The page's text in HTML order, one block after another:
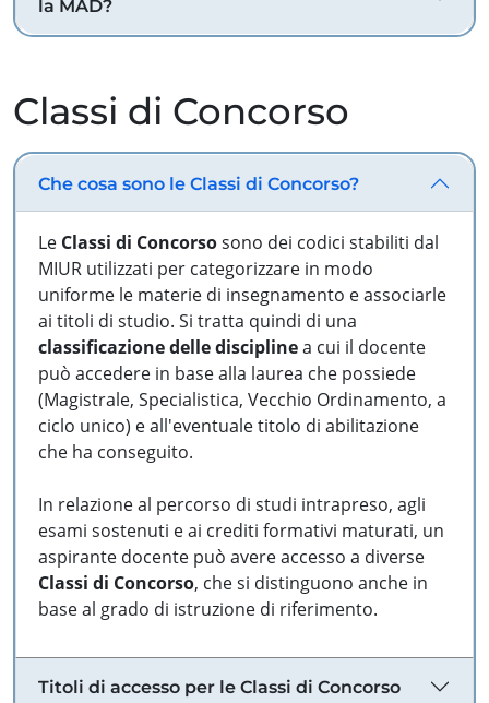
la MAD?
Classi di Concorso
Che cosa sono le Classi di Concorso?
Le Classi di Concorsosono dei codici stabiliti dal
MIUR utilizzati per categorizzare in modo
uniforme le materie di insegnamento e associarle
ai titoli di studio. Si tratta quindi di una
classificazione delle disciplinea cui il docente
può accedere in base alla laurea che possiede
(Magistrale, Specialistica, Vecchio Ordinamento, a
ciclo unico) e all'eventuale titolo di abilitazione
che ha conseguito.
In relazione al percorso di studi intrapreso, agli
esami sostenuti e ai crediti formativi maturati, un
aspirante docente può avere accesso a diverse
Classi di Concorso, che si distinguono anche in
base al grado di istruzione di riferimento.
Titoli di accesso per le Classi di Concorso